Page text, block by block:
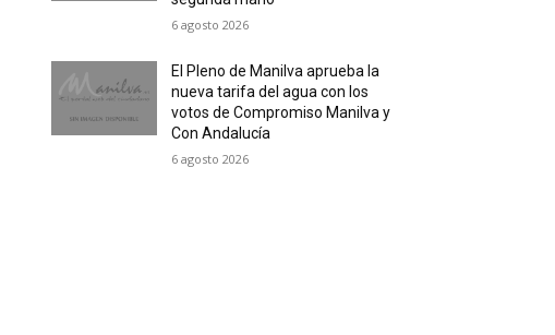
6 agosto 2026
El Pleno de Manilva aprueba la
nueva tarifa del agua con los
votos de Compromiso Manilva y
Con Andalucía
6 agosto 2026